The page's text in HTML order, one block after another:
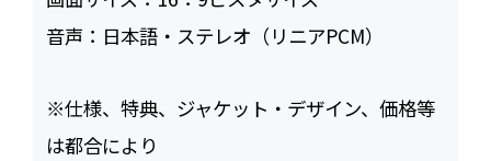
音声： 日本語・ステレオ（リニアPCM）
※仕様、特典、ジャケット・デザイン、価格等
は都合により